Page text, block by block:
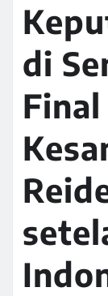
di